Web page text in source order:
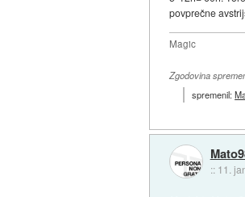
povprečne
Magic
Zgodovina
spremenil:
:: 11.